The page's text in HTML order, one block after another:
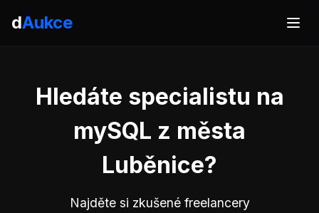
dAukce
Hledáte specialistu na
mySQL z města
Luběnice?
Najděte si zkušené freelancery